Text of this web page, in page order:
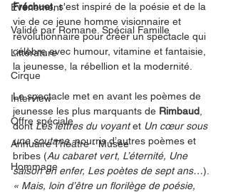
Événement
Validé par Romane. Spécial Famille
Littérature
Cirque
Interview
Offre spéciale
Annuaire Théâtre - Musée
Hommage
Fréchuet, s'est inspiré de la poésie et de la
vie de ce jeune homme visionnaire et
révolutionnaire pour créer un spectacle qui
célèbre avec humour, vitamine et fantaisie,
la jeunesse, la rébellion et la modernité.
Le spectacle met en avant les poèmes de
jeunesse les plus marquants de Rimbaud
dont Les lettres du voyant et Un cœur sous
une soutane, nourris d’autres poèmes et
bribes (Au cabaret vert, L’éternité, Une
saison en enfer, Les poètes de sept ans…).
« Mais, loin d’être un florilège de poésie,